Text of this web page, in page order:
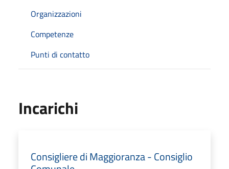
Organizzazioni
Competenze
Punti di contatto
Incarichi
Consigliere di Maggioranza - Consiglio